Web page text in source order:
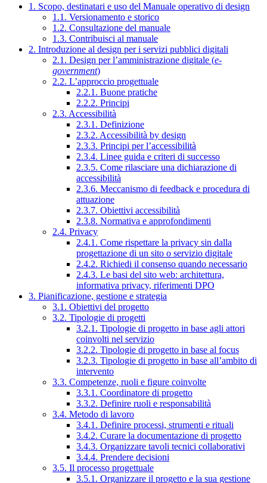
1. Scopo, destinatari e uso del Manuale operativo di design
1.1. Versionamento e storico
1.2. Consultazione del manuale
1.3. Contribuisci al manuale
2. Introduzione al design per i servizi pubblici digitali
2.1. Design per l’amministrazione digitale (e-
government)
2.2. L’approccio progettuale
2.2.1. Buone pratiche
2.2.2. Principi
2.3. Accessibilità
2.3.1. Definizione
2.3.2. Accessibilità by design
2.3.3. Principi per l’accessibilità
2.3.4. Linee guida e criteri di successo
2.3.5. Come rilasciare una dichiarazione di
accessibilità
2.3.6. Meccanismo di feedback e procedura di
attuazione
2.3.7. Obiettivi accessibilità
2.3.8. Normativa e approfondimenti
2.4. Privacy
2.4.1. Come rispettare la privacy sin dalla
progettazione di un sito o servizio digitale
2.4.2. Richiedi il consenso quando necessario
2.4.3. Le basi del sito web: architettura,
informativa privacy, riferimenti DPO
3. Pianificazione, gestione e strategia
3.1. Obiettivi del progetto
3.2. Tipologie di progetti
3.2.1. Tipologie di progetto in base agli attori
coinvolti nel servizio
3.2.2. Tipologie di progetto in base al focus
3.2.3. Tipologie di progetto in base all’ambito di
intervento
3.3. Competenze, ruoli e figure coinvolte
3.3.1. Coordinatore di progetto
3.3.2. Definire ruoli e responsabilità
3.4. Metodo di lavoro
3.4.1. Definire processi, strumenti e rituali
3.4.2. Curare la documentazione di progetto
3.4.3. Organizzare tavoli tecnici collaborativi
3.4.4. Prendere decisioni
3.5. Il processo progettuale
3.5.1. Organizzare il progetto e la sua gestione